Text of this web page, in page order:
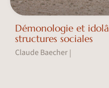
Démonologie et
structures sociales
Claude Baecher|